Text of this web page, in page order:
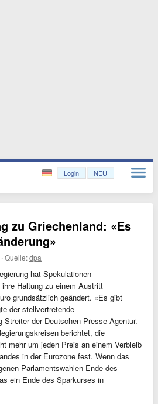
Login NEU
zu Griechenland: «Es
·Quelle:dpa
hat Spekulationen
Haltung zu einem Austritt
grundsätzlich geändert. «Es gibt
der stellvertretende
Streiter der Deutschen Presse-Agentur.
berichtet, die
mehr um jeden Preis an einem Verbleib
in der Eurozone fest. Wenn das
Parlamentswahlen Ende des
ein Ende des Sparkurses in